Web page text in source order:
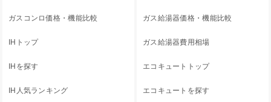
ガスコンロ価格・機能比較
IHトップ
IHを探す
IH人気ランキング
ガス給湯器価格・機能比較
ガス給湯器費用相場
エコキュートトップ
エコキュートを探す